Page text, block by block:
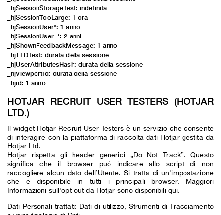
_hjSessionStorageTest: indefinita
_hjSessionTooLarge: 1 ora
_hjSessionUser*: 1 anno
_hjSessionUser_*: 2 anni
_hjShownFeedbackMessage: 1 anno
_hjTLDTest: durata della sessione
_hjUserAttributesHash: durata della sessione
_hjViewportId: durata della sessione
_hjid: 1 anno
HOTJAR RECRUIT USER TESTERS (HOTJAR
LTD.)
Il widget Hotjar Recruit User Testers è un servizio che consente
di interagire con la piattaforma di raccolta dati Hotjar gestita da
Hotjar Ltd.
Hotjar rispetta gli header generici „Do Not Track”. Questo
significa che il browser può indicare allo script di non
raccogliere alcun dato dell’Utente. Si tratta di un'impostazione
che è disponibile in tutti i principali browser. Maggiori
Informazioni sull'opt-out da Hotjar sono disponibili qui.
Dati Personali trattati: Dati di utilizzo, Strumenti di Tracciamento